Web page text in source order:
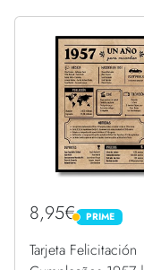
8,95€ PRIME
PRIME
Tarjeta Felicitación